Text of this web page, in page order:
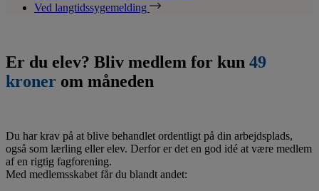
Ved langtidssygemelding
Er du elev? Bliv medlem for kun 49
kroner om måneden
Du har krav på at blive behandlet ordentligt på din arbejdsplads,
også som lærling eller elev. Derfor er det en god idé at være medlem
af en rigtig fagforening.
Med medlemsskabet får du blandt andet: